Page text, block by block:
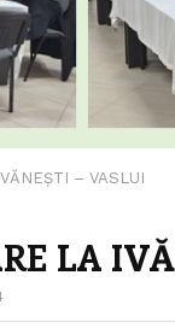
– VASLUI
LA